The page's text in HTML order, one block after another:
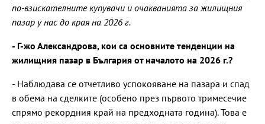
по-взискателните купувачи и очакванията за жилищния
пазар у нас до края на 2026 г.
- Г-жо Александрова, кои са основните тенденции на
жилищния пазар в България от началото на 2026 г.?
- Наблюдава се отчетливо успокояване на пазара и спад
в обема на сделките (особено през първото тримесечие
спрямо рекордния край на предходната година). Това е